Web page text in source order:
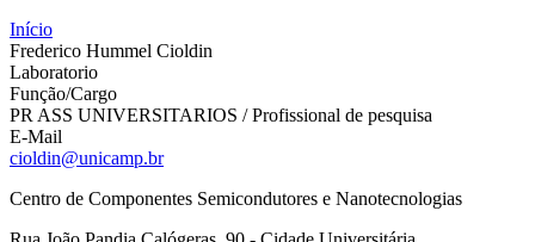
Início
Frederico Hummel Cioldin
Laboratorio
Função/Cargo
PR ASS UNIVERSITARIOS / Profissional de pesquisa
E-Mail
cioldin@unicamp.br
Centro de Componentes Semicondutores e Nanotecnologias